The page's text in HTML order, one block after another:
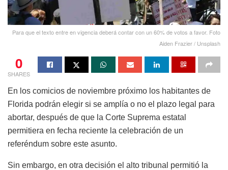
Para que el texto entre en vigencia deberá contar con un 60% de votos a favor. Foto
Aiden Frazier / Unsplash
0
SHARES
En los comicios de noviembre próximo los habitantes de
Florida podrán elegir si se amplía o no el plazo legal para
abortar, después de que la Corte Suprema estatal
permitiera en fecha reciente la celebración de un
referéndum sobre este asunto.
Sin embargo, en otra decisión el alto tribunal permitió la